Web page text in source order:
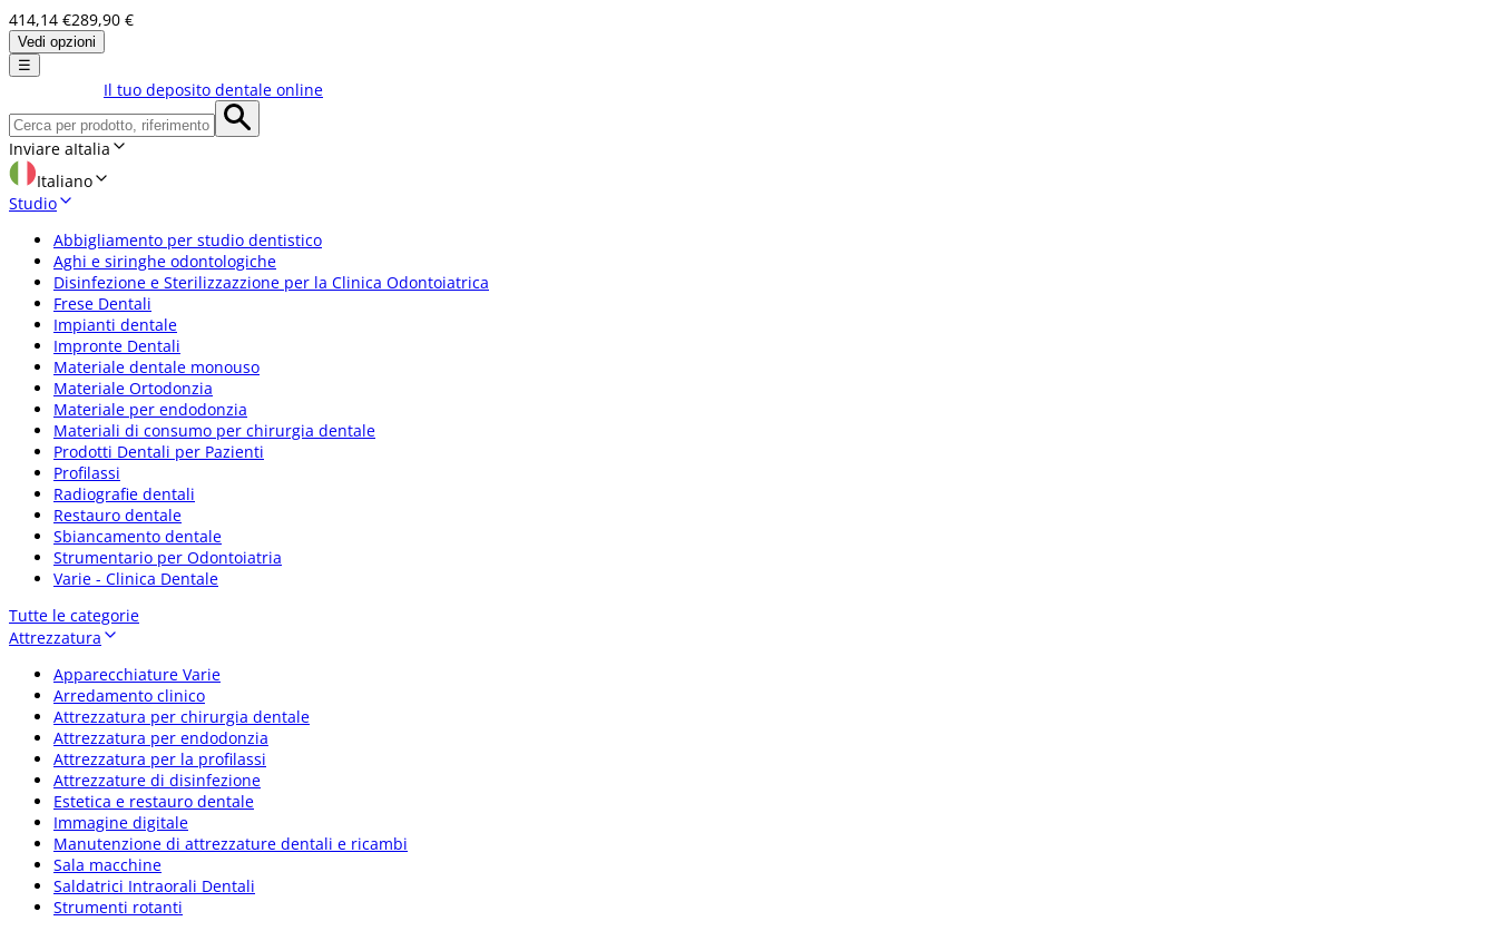
414,14 €289,90 €
Vedi opzioni
☰
Il tuo deposito dentale online
Inviare aItalia
Italiano
Studio
Abbigliamento per studio dentistico
Aghi e siringhe odontologiche
Disinfezione e Sterilizzazzione per la Clinica Odontoiatrica
Frese Dentali
Impianti dentale
Impronte Dentali
Materiale dentale monouso
Materiale Ortodonzia
Materiale per endodonzia
Materiali di consumo per chirurgia dentale
Prodotti Dentali per Pazienti
Profilassi
Radiografie dentali
Restauro dentale
Sbiancamento dentale
Strumentario per Odontoiatria
Varie - Clinica Dentale
Tutte le categorie
Attrezzatura
Apparecchiature Varie
Arredamento clinico
Attrezzatura per chirurgia dentale
Attrezzatura per endodonzia
Attrezzatura per la profilassi
Attrezzature di disinfezione
Estetica e restauro dentale
Immagine digitale
Manutenzione di attrezzature dentali e ricambi
Sala macchine
Saldatrici Intraorali Dentali
Strumenti rotanti